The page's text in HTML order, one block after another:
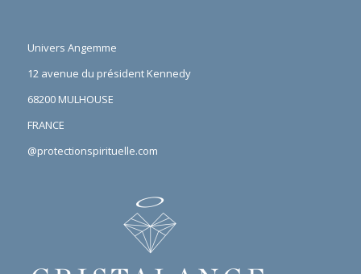
Univers Angemme
12 avenue du président Kennedy
68200 MULHOUSE
FRANCE
@protectionspirituelle.com